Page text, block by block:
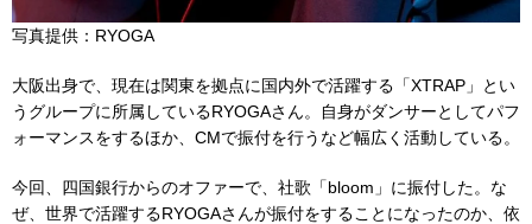
写真提供：RYOGA
大阪出身で、現在は関東を拠点に国内外で活躍する「XTRAP」とい
うグループに所属しているRYOGAさん。自身がダンサーとしてパフ
ォーマンスをするほか、CMで振付を行うなど幅広く活動している。
今回、四国銀行からのオファーで、社歌「bloom」に振付した。な
ぜ、世界で活躍するRYOGAさんが振付をすることになったのか、依